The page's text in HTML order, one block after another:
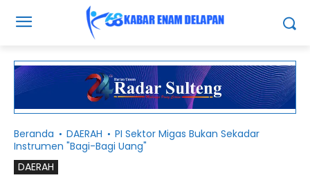
Beranda DAERAH
PI Sektor Migas Bukan Sekadar
Instrumen "Bagi-Bagi Uang"
DAERAH